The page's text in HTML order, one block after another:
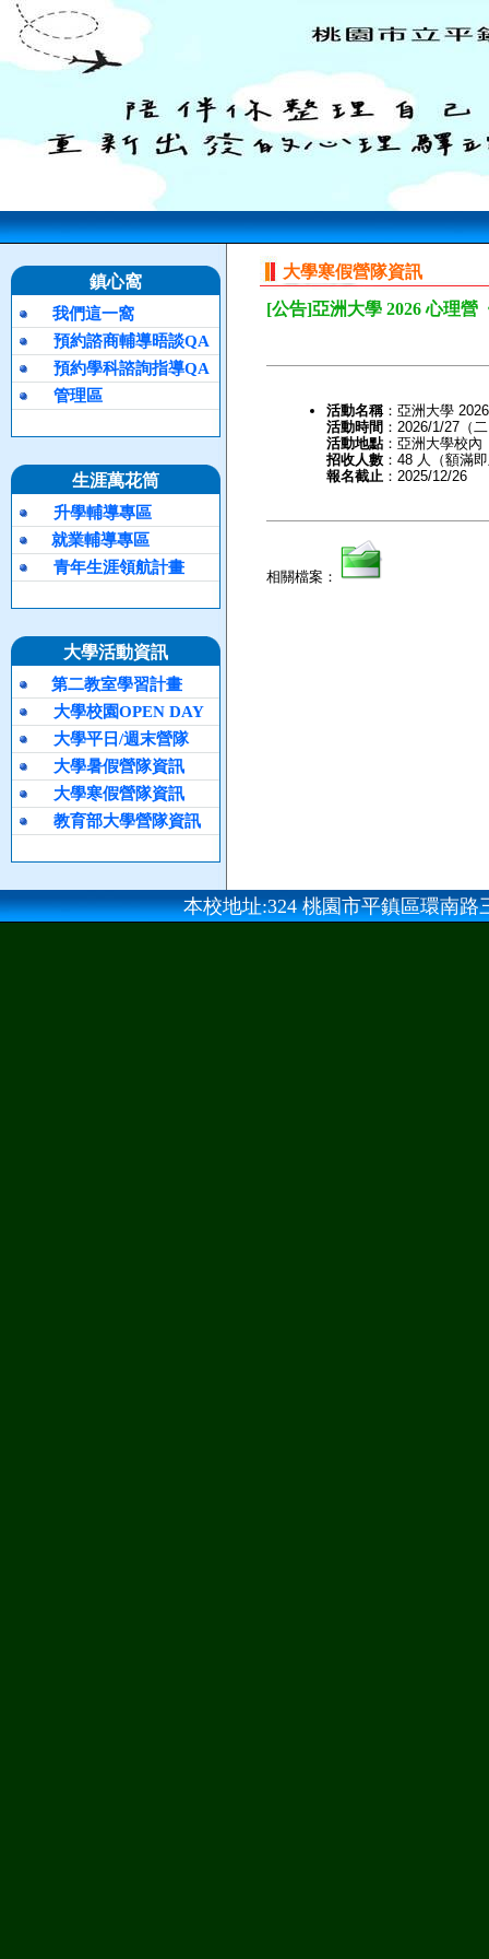
鎮心窩
我們這一窩
預約諮商輔導晤談QA
預約學科諮詢指導QA
管理區
生涯萬花筒
升學輔導專區
就業輔導專區
青年生涯領航計畫
大學活動資訊
第二教室學習計畫
大學校園OPEN DAY
大學平日/週末營隊
大學暑假營隊資訊
大學寒假營隊資訊
教育部大學營隊資訊
大學寒假營隊資訊
[公告]亞洲大學 2026 心理營
活動名稱：亞洲大學
活動時間 ：2026/1/27（
活動地點：亞洲大學校內
招收人數：48 人（額滿
報名截止：2025/12/26
相關檔案：
本校地址:324 桃園市平鎮區環南路